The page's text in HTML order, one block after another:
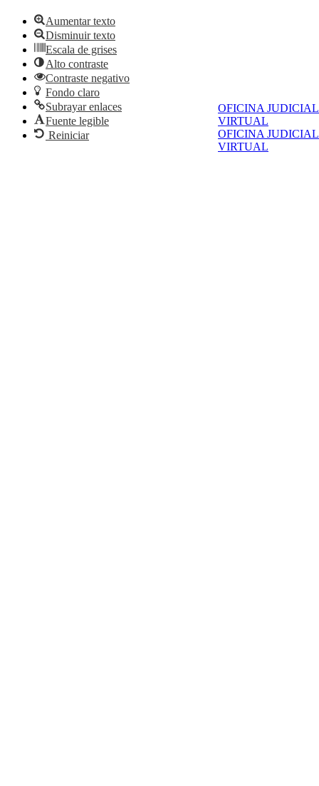
OFICINA JUDICIAL
VIRTUAL
OFICINA JUDICIAL
VIRTUAL
Aumentar texto
Disminuir texto
Escala de grises
Alto contraste
Contraste negativo
Fondo claro
Subrayar enlaces
Fuente legible
Reiniciar